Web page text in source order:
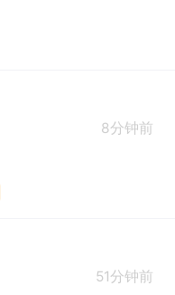
8分钟前
51分钟前